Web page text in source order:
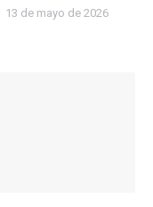
13 de mayo de 2026